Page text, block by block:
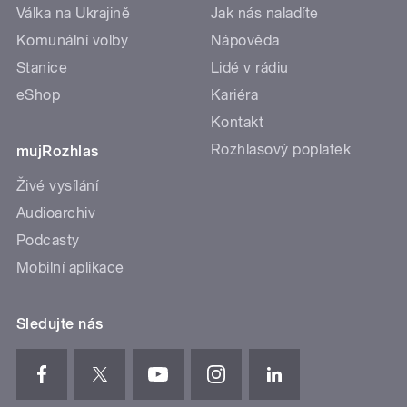
Válka na Ukrajině
Komunální volby
Stanice
eShop
mujRozhlas
Živé vysílání
Audioarchiv
Podcasty
Mobilní aplikace
Jak nás naladíte
Nápověda
Lidé v rádiu
Kariéra
Kontakt
Rozhlasový poplatek
Sledujte nás